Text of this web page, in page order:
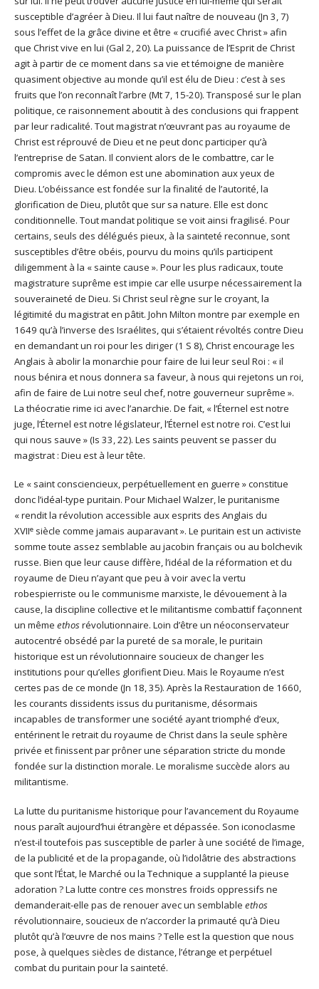
susceptible d’agréer à Dieu. Il lui faut naître de nouveau (Jn 3, 7)
sous l’effet de la grâce divine et être « crucifié avec Christ » afin
que Christ vive en lui (Gal 2, 20). La puissance de l’Esprit de Christ
agit à partir de ce moment dans sa vie et témoigne de manière
quasiment objective au monde qu’il est élu de Dieu : c’est à ses
fruits que l’on reconnaît l’arbre (Mt 7, 15-20). Transposé sur le plan
politique, ce raisonnement aboutit à des conclusions qui frappent
par leur radicalité. Tout magistrat n’œuvrant pas au royaume de
Christ est réprouvé de Dieu et ne peut donc participer qu’à
l’entreprise de Satan. Il convient alors de le combattre, car le
compromis avec le démon est une abomination aux yeux de
Dieu. L’obéissance est fondée sur la finalité de l’autorité, la
glorification de Dieu, plutôt que sur sa nature. Elle est donc
conditionnelle. Tout mandat politique se voit ainsi fragilisé. Pour
certains, seuls des délégués pieux, à la sainteté reconnue, sont
susceptibles d’être obéis, pourvu du moins qu’ils participent
diligemment à la « sainte cause ». Pour les plus radicaux, toute
magistrature suprême est impie car elle usurpe nécessairement la
souveraineté de Dieu. Si Christ seul règne sur le croyant, la
légitimité du magistrat en pâtit. John Milton montre par exemple en
1649 qu’à l’inverse des Israélites, qui s’étaient révoltés contre Dieu
en demandant un roi pour les diriger (1 S 8), Christ encourage les
Anglais à abolir la monarchie pour faire de lui leur seul Roi : « il
nous bénira et nous donnera sa faveur, à nous qui rejetons un roi,
afin de faire de Lui notre seul chef, notre gouverneur suprême ».
La théocratie rime ici avec l’anarchie. De fait, « l’Éternel est notre
juge, l’Éternel est notre législateur, l’Éternel est notre roi. C’est lui
qui nous sauve » (Is 33, 22). Les saints peuvent se passer du
magistrat : Dieu est à leur tête.
Le « saint consciencieux, perpétuellement en guerre » constitue
donc l’idéal-type puritain. Pour Michael Walzer, le puritanisme
« rendit la révolution accessible aux esprits des Anglais du
XVIIe siècle comme jamais auparavant ». Le puritain est un activiste
somme toute assez semblable au jacobin français ou au bolchevik
russe. Bien que leur cause diffère, l’idéal de la réformation et du
royaume de Dieu n’ayant que peu à voir avec la vertu
robespierriste ou le communisme marxiste, le dévouement à la
cause, la discipline collective et le militantisme combattif façonnent
un même ethosrévolutionnaire. Loin d’être un néoconservateur
autocentré obsédé par la pureté de sa morale, le puritain
historique est un révolutionnaire soucieux de changer les
institutions pour qu’elles glorifient Dieu. Mais le Royaume n’est
certes pas de ce monde (Jn 18, 35). Après la Restauration de 1660,
les courants dissidents issus du puritanisme, désormais
incapables de transformer une société ayant triomphé d’eux,
entérinent le retrait du royaume de Christ dans la seule sphère
privée et finissent par prôner une séparation stricte du monde
fondée sur la distinction morale. Le moralisme succède alors au
militantisme.
La lutte du puritanisme historique pour l’avancement du Royaume
nous paraît aujourd’hui étrangère et dépassée. Son iconoclasme
n’est-il toutefois pas susceptible de parler à une société de l’image,
de la publicité et de la propagande, où l’idolâtrie des abstractions
que sont l’État, le Marché ou la Technique a supplanté la pieuse
adoration ? La lutte contre ces monstres froids oppressifs ne
demanderait-elle pas de renouer avec un semblable ethos
révolutionnaire, soucieux de n’accorder la primauté qu’à Dieu
plutôt qu’à l’œuvre de nos mains ? Telle est la question que nous
pose, à quelques siècles de distance, l’étrange et perpétuel
combat du puritain pour la sainteté.